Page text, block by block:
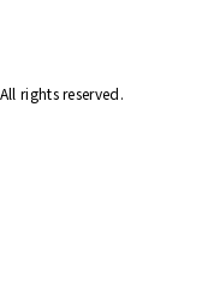
rights reserved.